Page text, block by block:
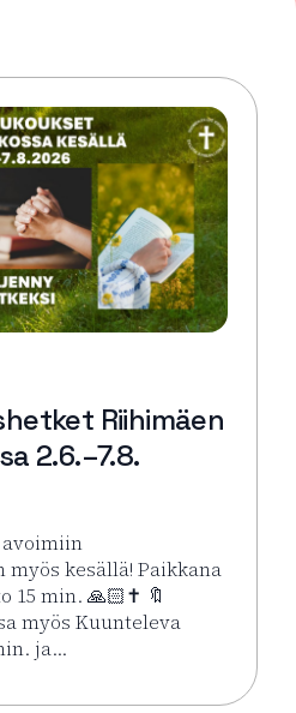
Riihimäen
2.6.–7.8.
kesällä! Paikkana
15 min. 🙏🏻✝️ 🔖
myös Kuunteleva
ja…
Kesän rukoushetket